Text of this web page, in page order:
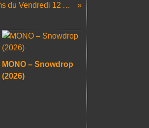
Les Sorties d'Albums du Vendredi 12 Avril 2024
MONO – Snowdrop
(2026)